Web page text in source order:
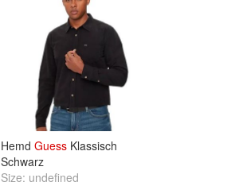
Hemd Guess Klassisch
Schwarz
Size: undefined